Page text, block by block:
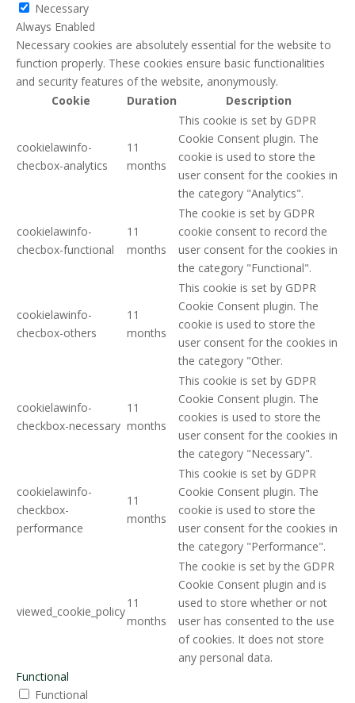
Necessary
Always Enabled
Necessary cookies are absolutely essential for the website to
function properly. These cookies ensure basic functionalities
and security features of the website, anonymously.
Cookie
Duration Description
cookielawinfo-
checbox-analytics
11
months
This cookie is set by GDPR
Cookie Consent plugin. The
cookie is used to store the
user consent for the cookies in
the category "Analytics".
cookielawinfo-
checbox-functional
11
months
The cookie is set by GDPR
cookie consent to record the
user consent for the cookies in
the category "Functional".
cookielawinfo-
checbox-others
11
months
This cookie is set by GDPR
Cookie Consent plugin. The
cookie is used to store the
user consent for the cookies in
the category "Other.
cookielawinfo-
checkbox-necessary
11
months
This cookie is set by GDPR
Cookie Consent plugin. The
cookies is used to store the
user consent for the cookies in
the category "Necessary".
cookielawinfo-
checkbox-
performance
11
months
This cookie is set by GDPR
Cookie Consent plugin. The
cookie is used to store the
user consent for the cookies in
the category "Performance".
viewed_cookie_policy
11
months
The cookie is set by the GDPR
Cookie Consent plugin and is
used to store whether or not
user has consented to the use
of cookies. It does not store
any personal data.
Functional
Functional